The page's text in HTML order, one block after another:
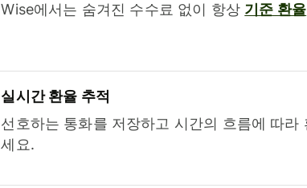
Wise에서는 숨겨진 수수료 없이 항상 기준 환율
실시간 환율 추적
선호하는 통화를 저장하고 시간의 흐름에 따
세요.